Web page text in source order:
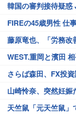
韓国の審判接待疑惑
FIREの45歳男性 仕
藤原竜也、「労務改
WEST.重岡と濱田
さらば森田、FX投
山崎怜奈、突然妊娠
天竺鼠「元天竺鼠」